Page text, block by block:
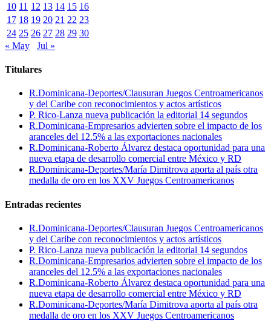
10 11 12 13 14 15 16
17 18 19 20 21 22 23
24 25 26 27 28 29 30
« May
Jul »
Titulares
R.Dominicana-Deportes/Clausuran Juegos Centroamericanos
y del Caribe con reconocimientos y actos artísticos
P. Rico-Lanza nueva publicación la editorial 14 segundos
R.Dominicana-Empresarios advierten sobre el impacto de los
aranceles del 12.5% a las exportaciones nacionales
R.Dominicana-Roberto Álvarez destaca oportunidad para una
nueva etapa de desarrollo comercial entre México y RD
R.Dominicana-Deportes/María Dimitrova aporta al país otra
medalla de oro en los XXV Juegos Centroamericanos
Entradas recientes
R.Dominicana-Deportes/Clausuran Juegos Centroamericanos
y del Caribe con reconocimientos y actos artísticos
P. Rico-Lanza nueva publicación la editorial 14 segundos
R.Dominicana-Empresarios advierten sobre el impacto de los
aranceles del 12.5% a las exportaciones nacionales
R.Dominicana-Roberto Álvarez destaca oportunidad para una
nueva etapa de desarrollo comercial entre México y RD
R.Dominicana-Deportes/María Dimitrova aporta al país otra
medalla de oro en los XXV Juegos Centroamericanos